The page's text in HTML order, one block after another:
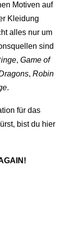
Motiven auf
Kleidung
alles nur um
sind
, Game of
, Robin
.
für das
bist du hier